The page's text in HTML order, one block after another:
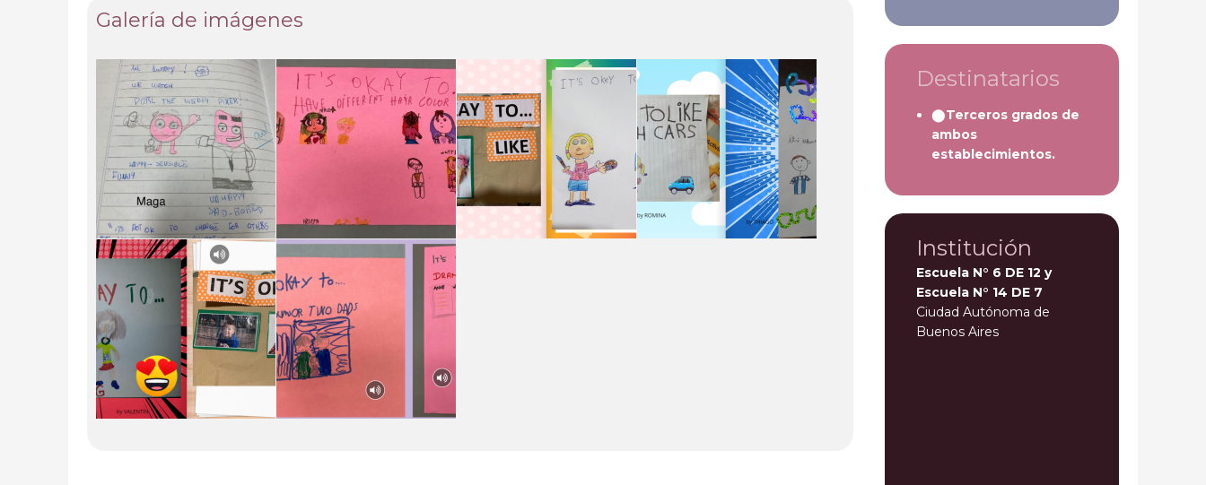
Galería de imágenes
Destinatarios
Terceros grados de
ambos
establecimientos.
Institución
Escuela N° 6 DE 12 y
Escuela N° 14 DE 7
Ciudad Autónoma de
Buenos Aires